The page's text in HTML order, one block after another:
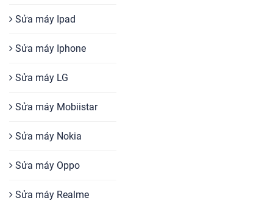
Sửa máy Ipad
Sửa máy Iphone
Sửa máy LG
Sửa máy Mobiistar
Sửa máy Nokia
Sửa máy Oppo
Sửa máy Realme